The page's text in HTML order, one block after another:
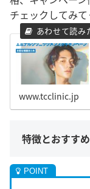
チェックしてみて
www.tcclinic.jp
特徴とおすす